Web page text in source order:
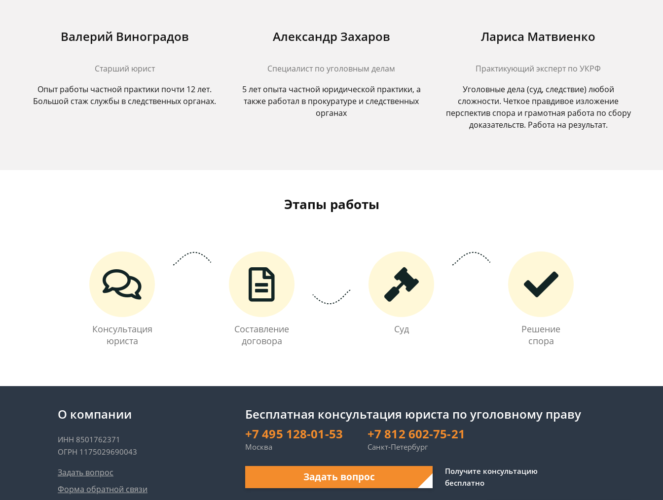
Валерий Виноградов
Старший юрист
Опыт работы частной практики почти 12 лет.
Большой стаж службы в следственных органах.
Александр Захаров
Специалист по уголовным делам
5 лет опыта частной юридической практики, а
также работал в прокуратуре и следственных
органах
Лариса Матвиенко
Практикующий эксперт по УКРФ
Уголовные дела (суд, следствие) любой
сложности. Четкое правдивое изложение
перспектив спора и грамотная работа по сбору
доказательств. Работа на результат.
Этапы работы
Консультация
юриста
Составление
договора
Суд
Решение
спора
О компании
ИНН 8501762371
ОГРН 1175029690043
Задать вопрос
Форма обратной связи
Бесплатная консультация юриста по уголовному праву
+7 495 128-01-53
Москва
+7 812 602-75-21
Санкт-Петербург
Задать вопрос
Получите консультацию
бесплатно
Здравствуйте! Я дежурный
юрист-консультант сайта,